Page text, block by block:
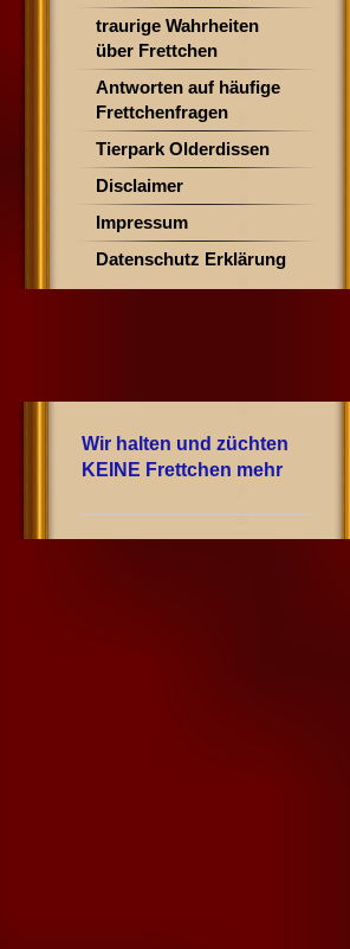
traurige Wahrheiten
über Frettchen
Antworten auf häufige
Frettchenfragen
Tierpark Olderdissen
Disclaimer
Impressum
Datenschutz Erklärung
Wir halten und züchten
KEINE Frettchen mehr